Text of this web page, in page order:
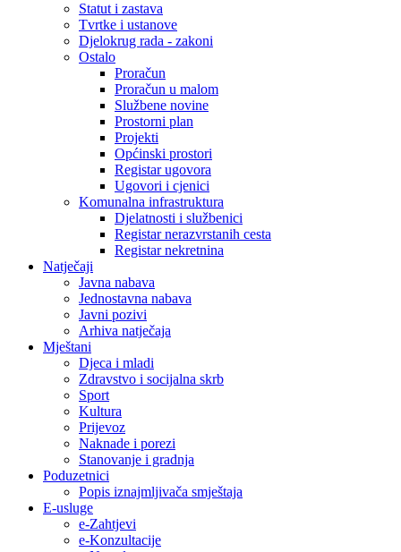
Statut i zastava
Tvrtke i ustanove
Djelokrug rada - zakoni
Ostalo
Proračun
Proračun u malom
Službene novine
Prostorni plan
Projekti
Općinski prostori
Registar ugovora
Ugovori i cjenici
Komunalna infrastruktura
Djelatnosti i službenici
Registar nerazvrstanih cesta
Registar nekretnina
Natječaji
Javna nabava
Jednostavna nabava
Javni pozivi
Arhiva natječaja
Mještani
Djeca i mladi
Zdravstvo i socijalna skrb
Sport
Kultura
Prijevoz
Naknade i porezi
Stanovanje i gradnja
Poduzetnici
Popis iznajmljivača smještaja
E-usluge
e-Zahtjevi
e-Konzultacije